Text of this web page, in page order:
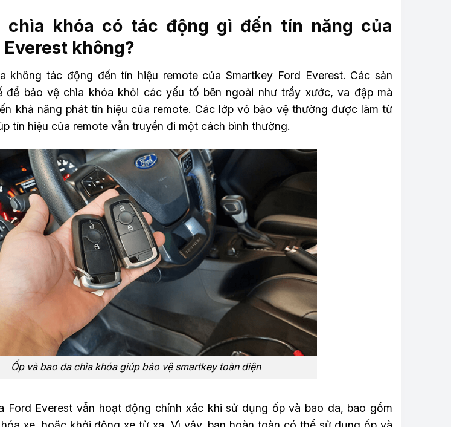
chìa khóa có tác động gì đến tín năng của
không?
không tác động đến tín hiệu remote của Smartkey Ford Everest. Các sản
để bảo vệ chìa khóa khỏi các yếu tố bên ngoài như trầy xước, va đập mà
khả năng phát tín hiệu của remote. Các lớp vỏ bảo vệ thường được làm từ
tín hiệu của remote vẫn truyền đi một cách bình thường.
Ốp và bao da chìa khóa giúp bảo vệ smartkey toàn diện
Ford Everest vẫn hoạt động chính xác khi sử dụng ốp và bao da, bao gồm